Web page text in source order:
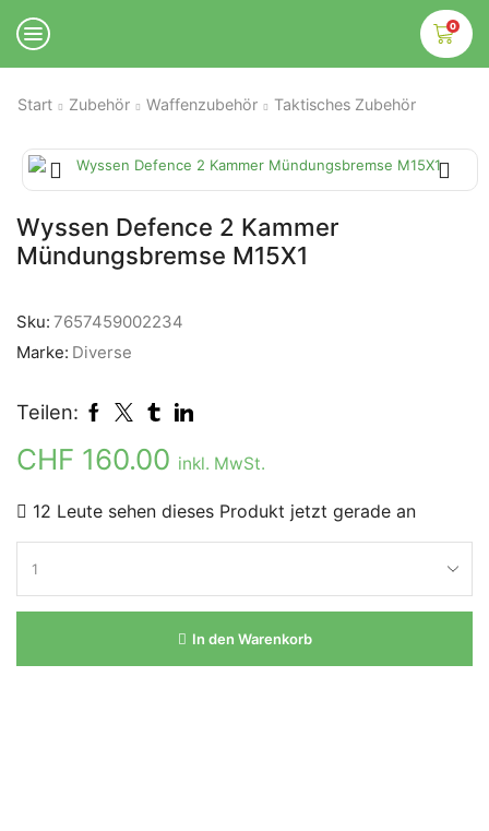
0
Start Zubehör Waffenzubehör Taktisches Zubehör
Wyssen Defence 2 Kammer
Mündungsbremse M15X1
Sku: 7657459002234
Marke: Diverse
Teilen:
CHF 160.00 inkl. MwSt.
12 Leute sehen dieses Produkt jetzt gerade an
In den Warenkorb